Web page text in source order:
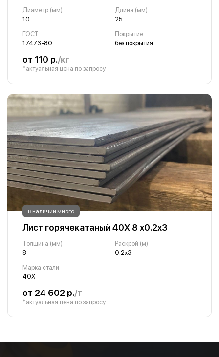
Диаметр (мм)
10
Длина (мм)
25
ГОСТ
17473-80
Покрытие
без покрытия
от 110 р./кг
*актуальная цена по запросу
В наличии много
Лист горячекатаный 40Х 8 х0.2х3
Толщина (мм)
8
Раскрой (м)
0.2х3
Марка стали
40Х
от 24 602 р./т
*актуальная цена по запросу